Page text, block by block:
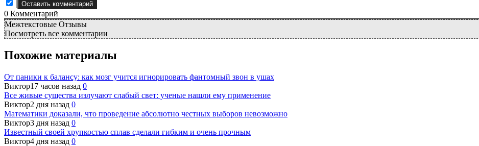
0 Комментарий
Межтекстовые Отзывы
Посмотреть все комментарии
Похожие материалы
От паники к балансу: как мозг учится игнорировать фантомный звон в ушах
Виктор17 часов назад 0
Все живые существа излучают слабый свет: ученые нашли ему применение
Виктор2 дня назад 0
Математики доказали, что проведение абсолютно честных выборов невозможно
Виктор3 дня назад 0
Известный своей хрупкостью сплав сделали гибким и очень прочным
Виктор4 дня назад 0